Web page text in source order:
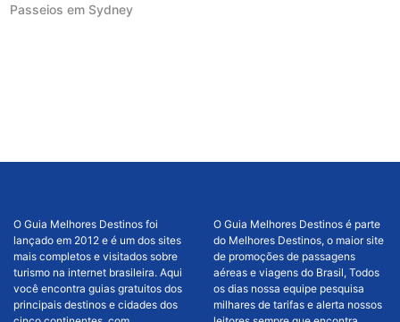
Passeios em Sydney
O Guia Melhores Destinos foi
lançado em 2012 e é um dos sites
mais completos e visitados sobre
turismo na internet brasileira. Aqui
você encontra guias gratuitos dos
principais destinos e cidades dos
O Guia Melhores Destinos é parte
do Melhores Destinos, o maior site
de promoções de passagens
aéreas e viagens do Brasil, Todos
os dias nossa equipe pesquisa
milhares de tarifas e alerta nossos